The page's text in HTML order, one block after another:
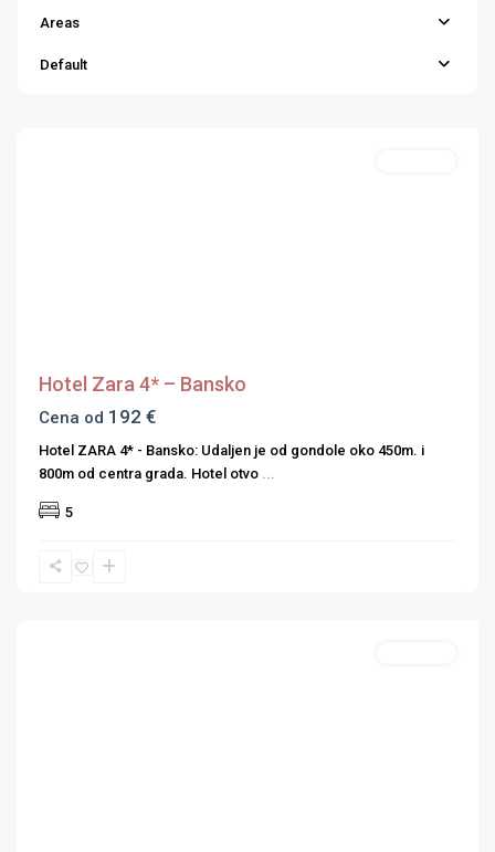
Areas
Default
Hotel Zara 4* – Bansko
Cena od 192 €
Hotel ZARA 4* - Bansko: Udaljen je od gondole oko 450m. i
800m od centra grada. Hotel otvo ...
5